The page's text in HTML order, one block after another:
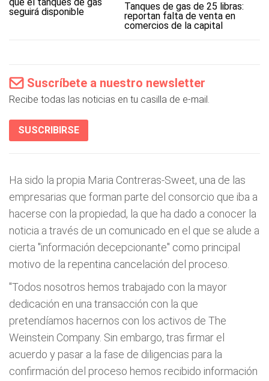
Tanques de gas de 25 libras:
reportan falta de venta en
comercios de la capital
Suscríbete a nuestro newsletter
Recibe todas las noticias en tu casilla de e-mail.
SUSCRIBIRSE
Ha sido la propia Maria Contreras-Sweet, una de las
empresarias que forman parte del consorcio que iba a
hacerse con la propiedad, la que ha dado a conocer la
noticia a través de un comunicado en el que se alude a
cierta "información decepcionante" como principal
motivo de la repentina cancelación del proceso.
"Todos nosotros hemos trabajado con la mayor
dedicación en una transacción con la que
pretendíamos hacernos con los activos de The
Weinstein Company. Sin embargo, tras firmar el
acuerdo y pasar a la fase de diligencias para la
confirmación del proceso hemos recibido información